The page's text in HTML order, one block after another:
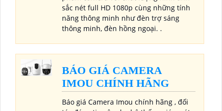
sắc nét full HD 1080p cùng những tính
năng thông minh như đèn trợ sáng
thông minh, đèn hồng ngoại. .
BÁO GIÁ CAMERA
IMOU CHÍNH HÃNG
Báo giá Camera Imou chính hãng , đối